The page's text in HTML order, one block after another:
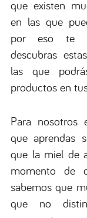
que existen
en las que
por eso te
descubras
las que
productos en
Para nosotros
que aprendas
que la miel de
momento de
sabemos que
que no